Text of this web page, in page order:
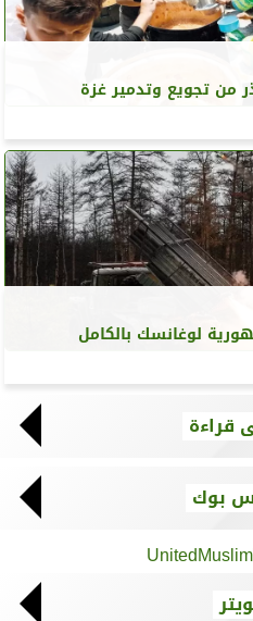
من تجويع وتدمير غزة
لوغانسك بالكامل
قراءة
بوك